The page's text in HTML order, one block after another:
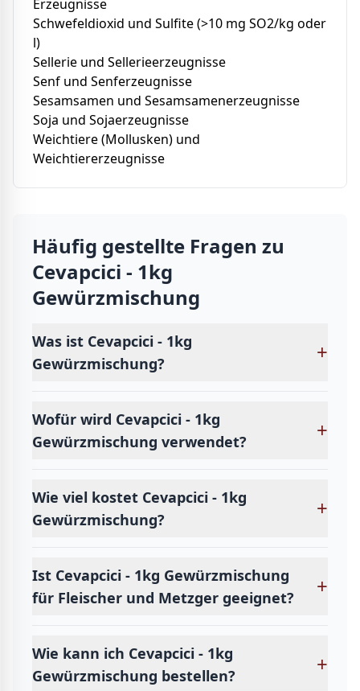
Erzeugnisse
Schwefeldioxid und Sulfite (>10 mg SO2/kg oder
l)
Sellerie und Sellerieerzeugnisse
Senf und Senferzeugnisse
Sesamsamen und Sesamsamenerzeugnisse
Soja und Sojaerzeugnisse
Weichtiere (Mollusken) und
Weichtiererzeugnisse
Häufig gestellte Fragen zu
Cevapcici - 1kg
Gewürzmischung
Was ist Cevapcici - 1kg
Gewürzmischung?
+
Wofür wird Cevapcici - 1kg
Gewürzmischung verwendet?
+
Wie viel kostet Cevapcici - 1kg
Gewürzmischung?
+
Ist Cevapcici - 1kg Gewürzmischung
für Fleischer und Metzger geeignet?
+
Wie kann ich Cevapcici - 1kg
Gewürzmischung bestellen?
+